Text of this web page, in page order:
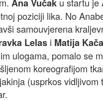
Ana Vučak
poziciji lika. No
samouvjerena
Lelas i Matija
ulogama, pomalo se
koreografijom
(usprkos